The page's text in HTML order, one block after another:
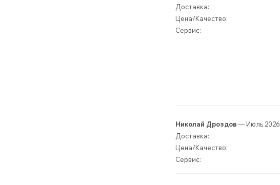
Доставка:
Цена/Качество:
Сервис:
Николай Дроздов— Июль 2026
Доставка:
Цена/Качество:
Сервис: